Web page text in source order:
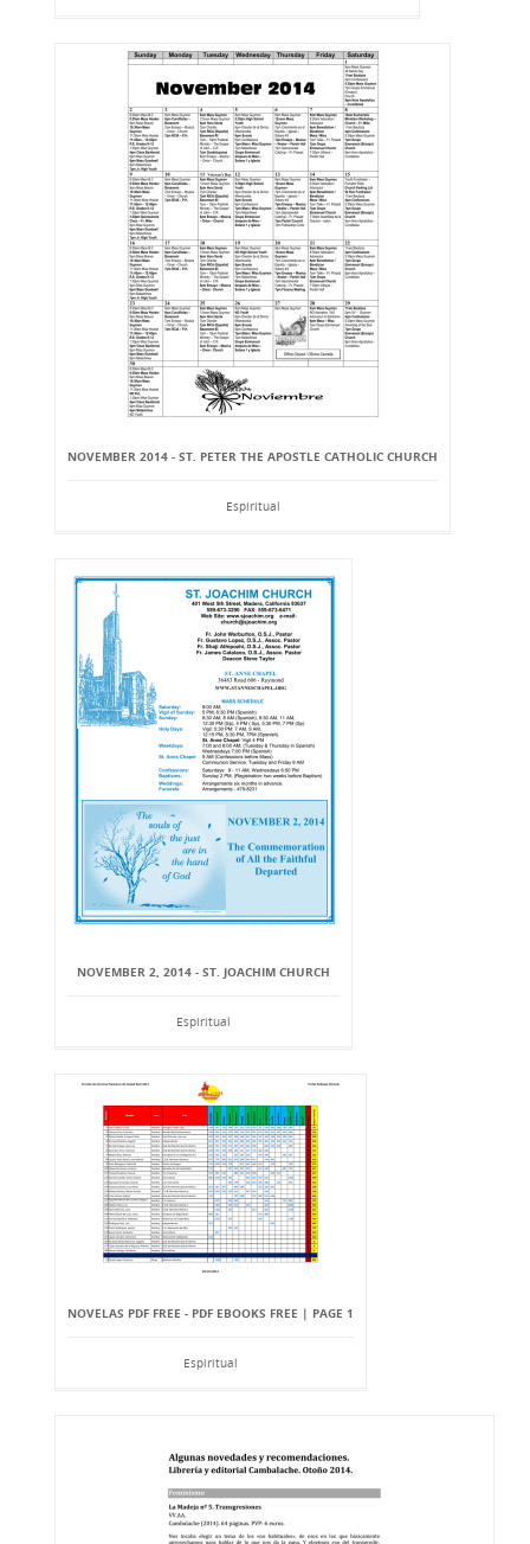
NOVEMBER 2014 - ST. PETER THE APOSTLE CATHOLIC CHURCH
Espiritual
NOVEMBER 2, 2014 - ST. JOACHIM CHURCH
Espiritual
NOVELAS PDF FREE - PDF EBOOKS FREE | PAGE 1
Espiritual